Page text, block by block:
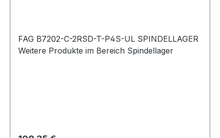
FAG B7202-C-2RSD-T-P4S-UL SPINDELLAGER
Weitere Produkte im Bereich Spindellager